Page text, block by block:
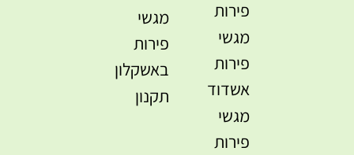
פירות
מגשי
פירות
אשדוד
מגשי
פירות
מגשי
פירות
באשקלון
תקנון